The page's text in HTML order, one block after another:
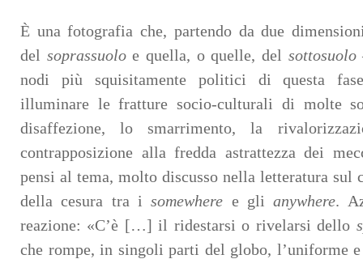
È una fotografia che, partendo da due
del soprassuoloe quella, o quelle, del sottosuolo
nodi più squisitamente politici di questa
illuminare le fratture socio-culturali di molte
disaffezione, lo smarrimento, la
contrapposizione alla fredda astrattezza dei
pensi al tema, molto discusso nella letteratura sul
della cesura tra isomewhere e glianywhere.
reazione: «C’è […] il ridestarsi o rivelarsi dello
che rompe, in singoli parti del globo, l’uniforme